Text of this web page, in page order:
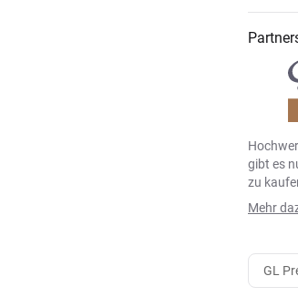
gibt es
zu
Mehr
GL